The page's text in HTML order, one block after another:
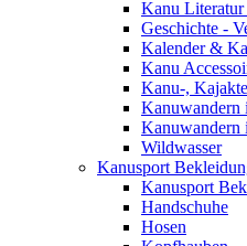
Kanu Literatur
Geschichte -
Kalender &
Kanu
Kanu-,
Kanuwandern
Kanuwandern
Wildwasser
Kanusport
Kanusport
Handschuhe
Hosen